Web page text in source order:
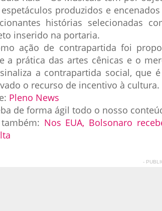
produzidos e
histórias selecionadas
inserido na portaria.
ação de contrapartida foi
a prática das artes cênicas e o
a contrapartida social, que
o recurso de incentivo à cultura.
Pleno News
de forma ágil todo o nosso
Nos EUA, Bolsonaro
-